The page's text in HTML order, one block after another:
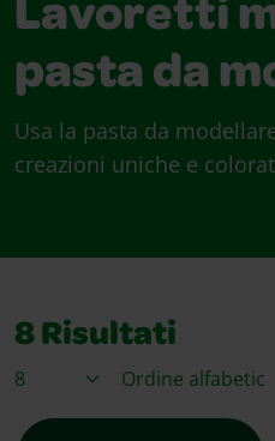
Lavoretti
pasta da
Usa la pasta da
creazioni uniche e
8 Risultati
Articoli per pagina
Ordina per